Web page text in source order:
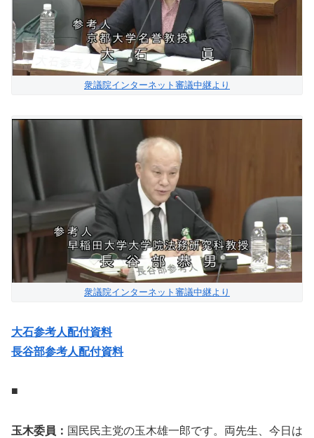
衆議院インターネット審議中継より
衆議院インターネット審議中継より
大石参考人配付資料
長谷部参考人配付資料
■
玉木委員： 国民民主党の玉木雄一郎です。両先生、今日は